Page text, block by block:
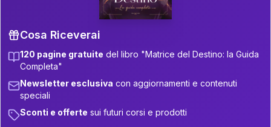
22
16-17.5 +6 19
Zone della Matrice:
Analisi, Significato e
Interpretazione
Cosa Riceverai
120 pagine gratuite del libro "Matrice del Destino: la Guida
Completa"
Newsletter esclusiva con aggiornamenti e contenuti
speciali
Sconti e offerte sui futuri corsi e prodotti